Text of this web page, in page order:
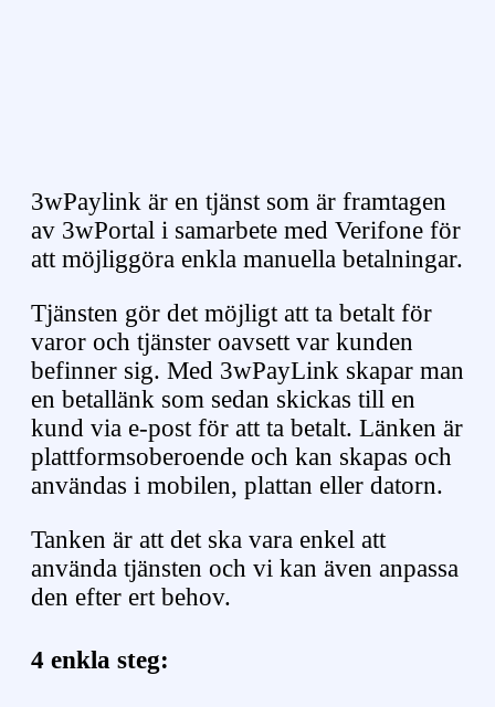
3wPaylink är en tjänst som är framtagen
av 3wPortal i samarbete med Verifone för
att möjliggöra enkla manuella betalningar.
Tjänsten gör det möjligt att ta betalt för
varor och tjänster oavsett var kunden
befinner sig. Med 3wPayLink skapar man
en betallänk som sedan skickas till en
kund via e-post för att ta betalt. Länken är
plattformsoberoende och kan skapas och
användas i mobilen, plattan eller datorn.
Tanken är att det ska vara enkel att
använda tjänsten och vi kan även anpassa
den efter ert behov.
4 enkla steg: